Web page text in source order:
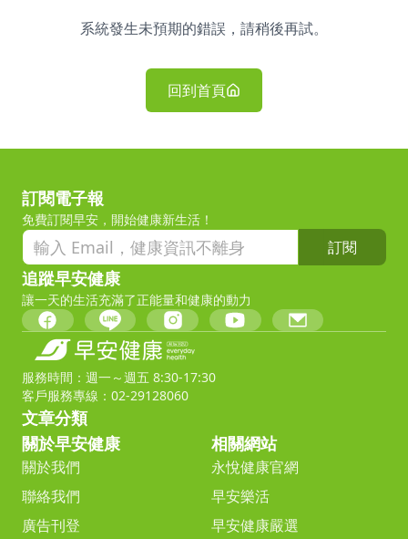
系統發生未預期的錯誤，請稍後再試。
回到首頁
訂閱電子報
免費訂閱早安，開始健康新生活！
訂閱
追蹤早安健康
讓一天的生活充滿了正能量和健康的動力
服務時間：週一～週五 8:30-17:30
客戶服務專線：02-29128060
文章分類
關於早安健康
關於我們
聯絡我們
廣告刊登
相關網站
永悅健康官網
早安樂活
早安健康嚴選